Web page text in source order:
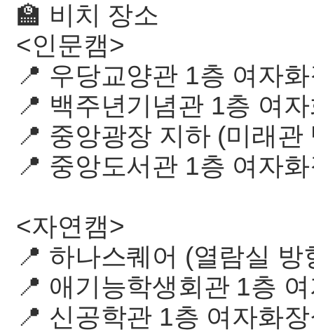
🏫 비치 장소
<인문캠>
📍 우당교양관 1층 여자
📍 백주년기념관 1층 여
📍 중앙광장 지하 (미래
📍 중앙도서관 1층 여자
<자연캠>
📍 하나스퀘어 (열람실
📍 애기능학생회관 1층
📍 신공학관 1층 여자화